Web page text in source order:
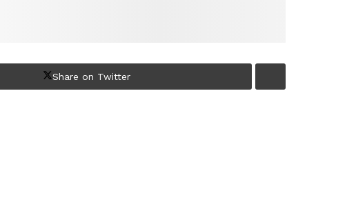
Share on Twitter